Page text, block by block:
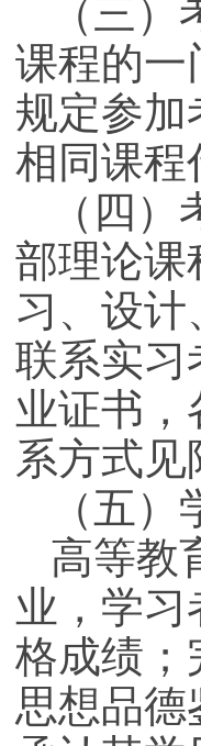
课程的
规定参
相同课
（四
部理论
习、设
联系实
业证书
系方式见
（五
高等教
业，学
格成绩
思想品